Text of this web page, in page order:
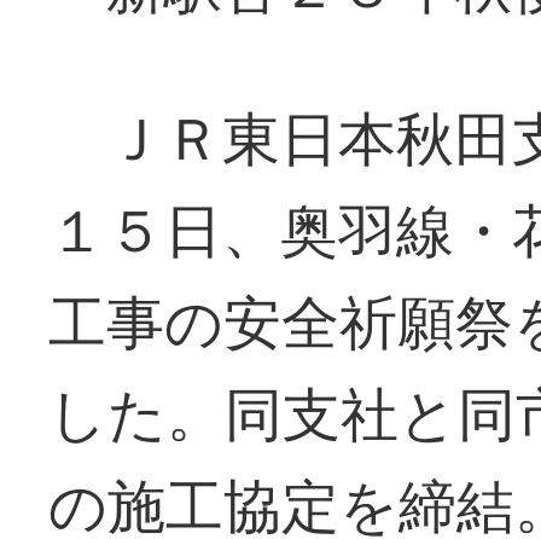
ＪＲ東日本秋田
１５日、奥羽線
工事の安全祈願祭
した。同支社と
の施工協定を締